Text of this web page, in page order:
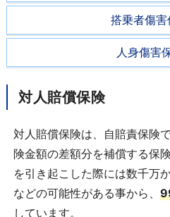
搭乗者傷害
人身傷害
対人賠償保険
対人賠償保険は、自賠責保険
険金額の差額分を補償する保
を引き起こした際には数千万
などの可能性がある事から、
しています。